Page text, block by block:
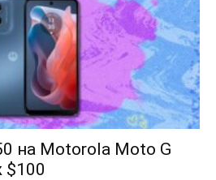
на Motorola Moto G
$100